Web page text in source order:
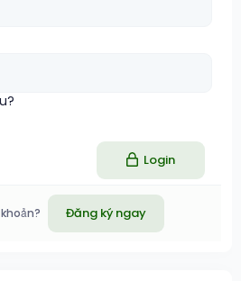
Login
Đăng ký ngay